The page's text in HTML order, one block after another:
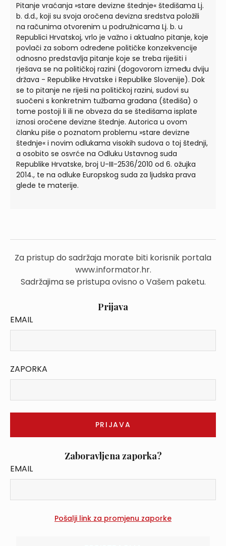
Pitanje vraćanja »stare devizne štednje« štedišama Lj.
b. d.d., koji su svoja oročena devizna sredstva položili
na računima otvorenim u podružnicama Lj. b. u
Republici Hrvatskoj, vrlo je važno i aktualno pitanje, koje
povlači za sobom određene političke konzekvencije
odnosno predstavlja pitanje koje se treba riješiti i
rješava se na političkoj razini (dogovorom između dviju
država - Republike Hrvatske i Republike Slovenije). Dok
se to pitanje ne riješi na političkoj razini, sudovi su
suočeni s konkretnim tužbama građana (štediša) o
tome postoji li ili ne obveza da se štedišama isplate
iznosi oročene devizne štednje. Autorica u ovom
članku piše o poznatom problemu »stare devizne
štednje« i novim odlukama visokih sudova o toj štednji,
a osobito se osvrće na Odluku Ustavnog suda
Republike Hrvatske, broj U-III-2536/2010 od 6. ožujka
2014., te na odluke Europskog suda za ljudska prava
glede te materije.
Za pristup do sadržaja morate biti korisnik portala
www.informator.hr.
Sadržajima se pristupa ovisno o Vašem paketu.
Prijava
EMAIL
ZAPORKA
Zaboravljena zaporka?
EMAIL